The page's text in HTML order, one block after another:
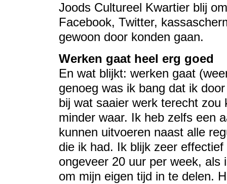
Joods Cultureel Kwartier blij
Facebook, Twitter,
gewoon door konden gaan.
Werken gaat heel erg goed
En wat blijkt: werken gaat
genoeg was ik bang dat ik
bij wat saaier werk terecht zou
minder waar. Ik heb zelfs een
kunnen uitvoeren naast alle
die ik had. Ik blijk zeer
ongeveer 20 uur per week, als
om mijn eigen tijd in te delen.